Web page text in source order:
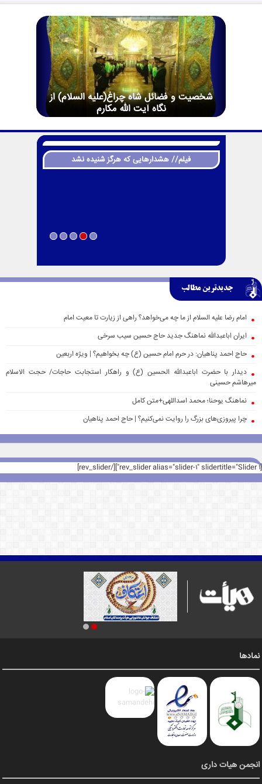
شخصیت و فضائل شاه چراغ(علیه السلام) از
نگاه آیت الله مکارم
فیلم// هشدارهایی که هرگز شنیده نشد
جدیدترین مطالب
امام رضا علیه السلام از ما چه می‌خواهد؟ راهی از زیارت تا معیت امام
ایران اباعبدالله نماهنگ جدید حاج حسین سیب سرخی
حاج احمد پناهیان: در حرم امام حسین (ع) چه بخواهیم؟ | ویژه اربعین
دیدار با حضرت اباعبدالله الحسین (ع) و راهکار استجابت حاجات/ حجت الاسلام
میرهاشم حسینی
نماهنگ یوحنا؛ محمد اسداللهی+متن کامل
چرا پیروزی‌های بزرگ را روایت نمی‌کنیم؟ | حاج احمد پناهیان
[rev_slider alias="slider-1" slidertitle="Slider 1"][/rev_slider]
نمادها
انجمن هیات داری